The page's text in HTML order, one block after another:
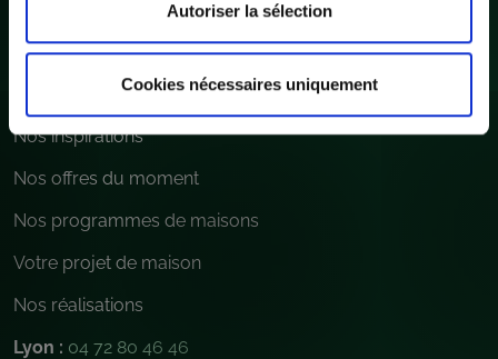
Autoriser la sélection
Cookies nécessaires uniquement
Construction maison
Nos inspirations
Nos offres du moment
Nos programmes de maisons
Votre projet de maison
Nos réalisations
Lyon : 04 72 80 46 46